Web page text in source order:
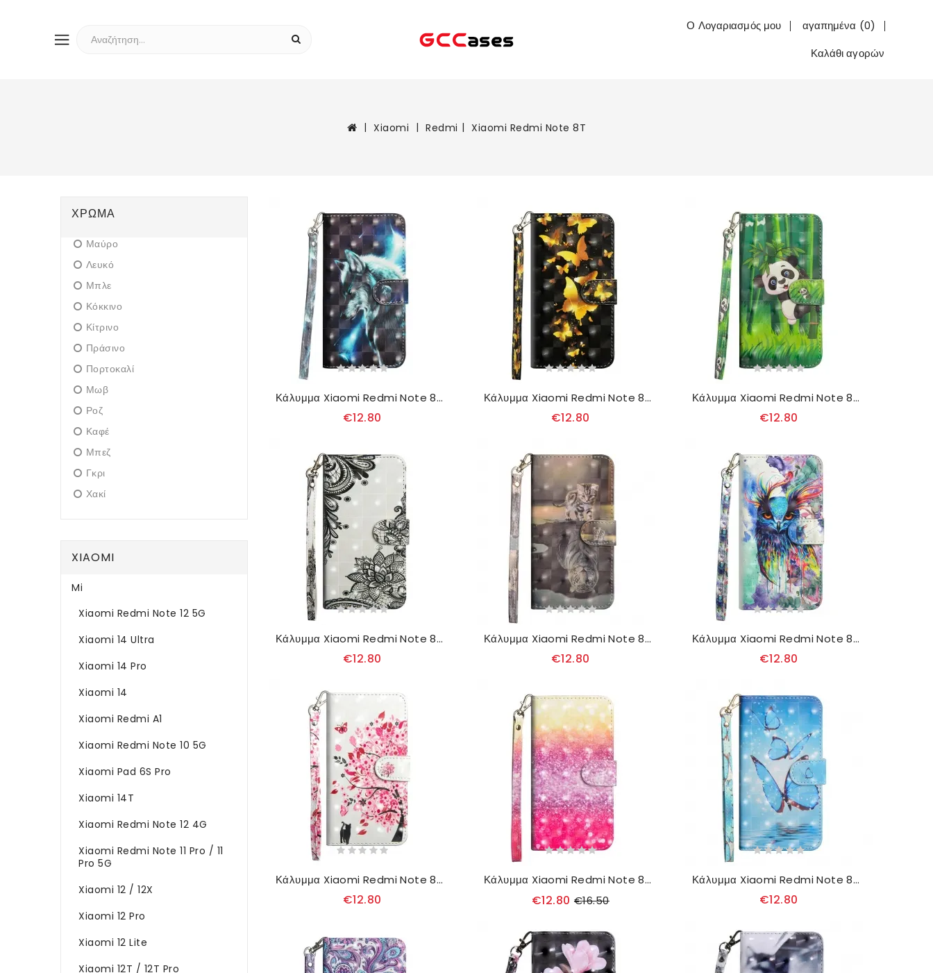
Ο Λογαριασμός μου
αγαπημένα (0)
Καλάθι αγορών
Xiaomi Redmi Xiaomi Redmi Note 8T
ΧΡΏΜΑ
Μαύρο
Λευκό
Μπλε
Κόκκινο
Κίτρινο
Πράσινο
Πορτοκαλί
Μωβ
Ροζ
Καφέ
Μπεζ
Γκρι
Χακί
XIAOMI
Mi
Xiaomi Redmi Note 12 5G
Xiaomi 14 Ultra
Xiaomi 14 Pro
Xiaomi 14
Xiaomi Redmi A1
Xiaomi Redmi Note 10 5G
Xiaomi Pad 6S Pro
Xiaomi 14T
Xiaomi Redmi Note 12 4G
Xiaomi Redmi Note 11 Pro / 11
Pro 5G
Xiaomi 12 / 12X
Xiaomi 12 Pro
Xiaomi 12 Lite
Xiaomi 12T / 12T Pro
Κάλυμμα Xiaomi Redmi Note 8T Μεγαλοπρεπής Λύκος
€12.80
Κάλυμμα Xiaomi Redmi Note 8T Κίτρινες Πεταλούδες
€12.80
Κάλυμμα Xiaomi Redmi Note 8T Πάντα Και Μπαμπού
€12.80
Κάλυμμα Xiaomi Redmi Note 8T Κομψή Δαντέλα
€12.80
Κάλυμμα Xiaomi Redmi Note 8T Ερνέστος Ο Τίγρης
€12.80
Κάλυμμα Xiaomi Redmi Note 8T Ακουαρέλα Πουλί
€12.80
Κάλυμμα Xiaomi Redmi Note 8T Ροζ Δέντρο
€12.80
Κάλυμμα Xiaomi Redmi Note 8T Gradient Glitter Magenta
€12.80 €16.50
Κάλυμμα Xiaomi Redmi Note 8T Πετώντας Μπλε Πεταλούδες
€12.80